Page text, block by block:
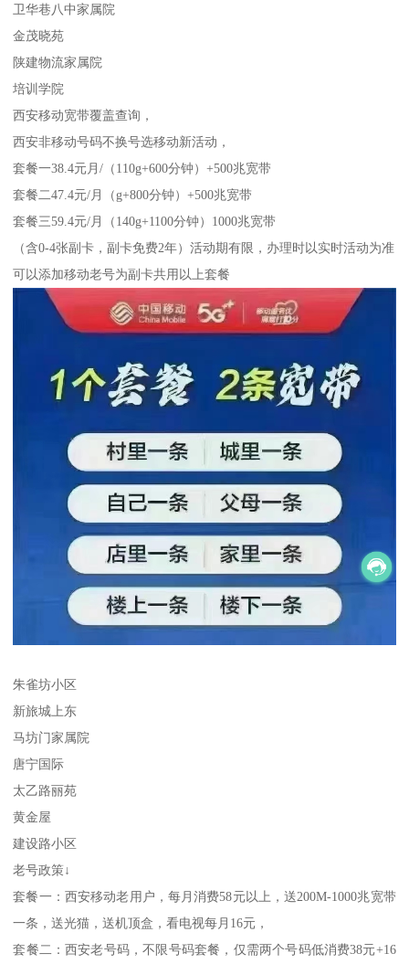
卫华巷八中家属院
金茂晓苑
陕建物流家属院
培训学院
西安移动宽带覆盖查询，
西安非移动号码不换号选移动新活动，
套餐一38.4元月/（110g+600分钟）+500兆宽带
套餐二47.4元/月（g+800分钟）+500兆宽带
套餐三59.4元/月（140g+1100分钟）1000兆宽带
（含0-4张副卡，副卡免费2年）活动期有限，办理时以实时活动为准
可以添加移动老号为副卡共用以上套餐
朱雀坊小区
新旅城上东
马坊门家属院
唐宁国际
太乙路丽苑
黄金屋
建设路小区
老号政策↓
套餐一：西安移动老用户，每月消费58元以上，送200M-1000兆宽带
一条，送光猫，送机顶盒，看电视每月16元，
套餐二：西安老号码，不限号码套餐，仅需两个号码低消费38元+16